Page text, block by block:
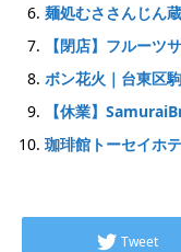
麺処むささんじん
【閉店】フルーツ
ボン花火｜台東区
【休業】
珈琲館トーセイホ
Tweet